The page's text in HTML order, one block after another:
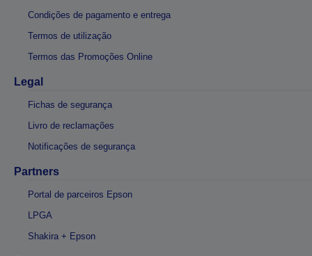
Condições de pagamento e entrega
Termos de utilização
Termos das Promoções Online
Legal
Fichas de segurança
Livro de reclamações
Notificações de segurança
Partners
Portal de parceiros Epson
LPGA
Shakira + Epson